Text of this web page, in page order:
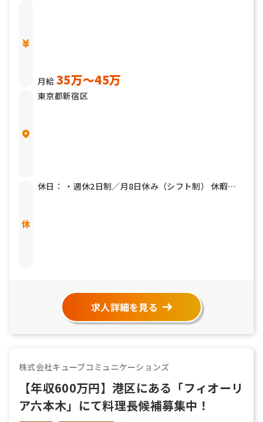
月給 35万〜45万
東京都新宿区
休日： ・週休2日制／月8日休み（シフト制） 休暇：
求人詳細を見る
株式会社キューブコミュニケーションズ
【年収600万円】港区にある「フィオーリ
ア六本木」にて料理長候補募集中！